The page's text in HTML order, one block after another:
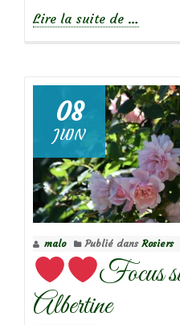
Lire la suite de
Focus
sur
le
rosier
Marie
Dermar
…
08
JUIN
malo Publié dans Rosiers
Focus
Albertine